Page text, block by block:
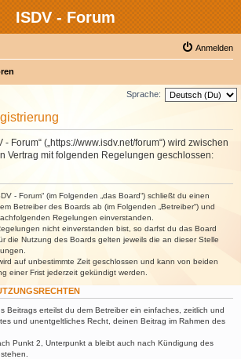
ISDV - Forum
Anmelden
Sprache:
- Forum“ („https://www.isdv.net/forum“) wird zwischen
Vertrag mit folgenden Regelungen geschlossen:
- Forum“ (im Folgenden „das Board“) schließt du einen
Betreiber des Boards ab (im Folgenden „Betreiber“) und
Regelungen einverstanden.
nicht einverstanden bist, so darfst du das Board
die Nutzung des Boards gelten jeweils die an dieser Stelle
auf unbestimmte Zeit geschlossen und kann von beiden
einer Frist jederzeit gekündigt werden.
Beitrags erteilst du dem Betreiber ein einfaches, zeitlich und
und unentgeltliches Recht, deinen Beitrag im Rahmen des
Punkt 2, Unterpunkt a bleibt auch nach Kündigung des